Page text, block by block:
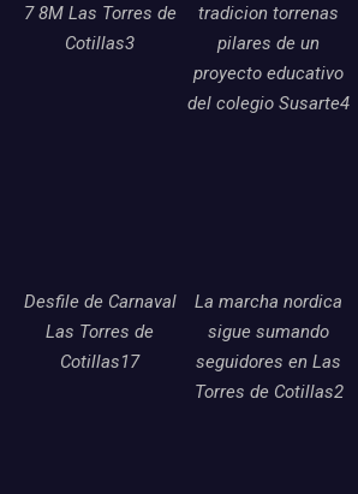
7 8M Las Torres de
Cotillas3
tradicion torrenas
pilares de un
proyecto educativo
del colegio Susarte4
Desfile de Carnaval
Las Torres de
Cotillas17
La marcha nordica
sigue sumando
seguidores en Las
Torres de Cotillas2